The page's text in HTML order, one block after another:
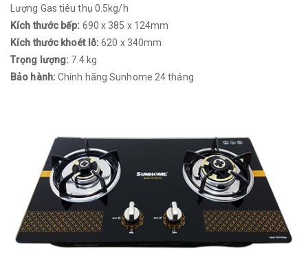
Lượng Gas tiêu thụ 0.5kg/h
Kích thước bếp: 690 x 385 x 124mm
Kích thước khoét lỗ: 620 x 340mm
Trọng lượng: 7.4 kg​
Bảo hành: Chính hãng Sunhome 24 tháng​